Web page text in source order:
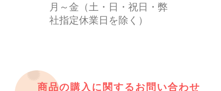
月～金（土・日・祝日・弊
社指定休業日を除く）
商品の購入に関するお問い合わせ